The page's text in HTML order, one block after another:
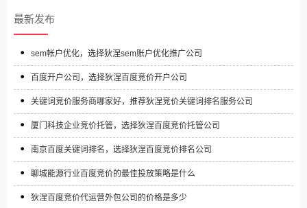
最新发布
sem帐户优化，选择狄涅sem账户优化推广公司
百度开户公司，选择狄涅百度竞价开户公司
关键词竞价服务商哪家好，推荐狄涅竞价关键词排名服务公司
厦门科技企业竞价托管，选择狄涅百度竞价托管公司
南京百度关键词排名，选择狄涅百度竞价排名公司
聊城能源行业百度竞价的最佳投放策略是什么
狄涅百度竞价代运营外包公司的价格是多少